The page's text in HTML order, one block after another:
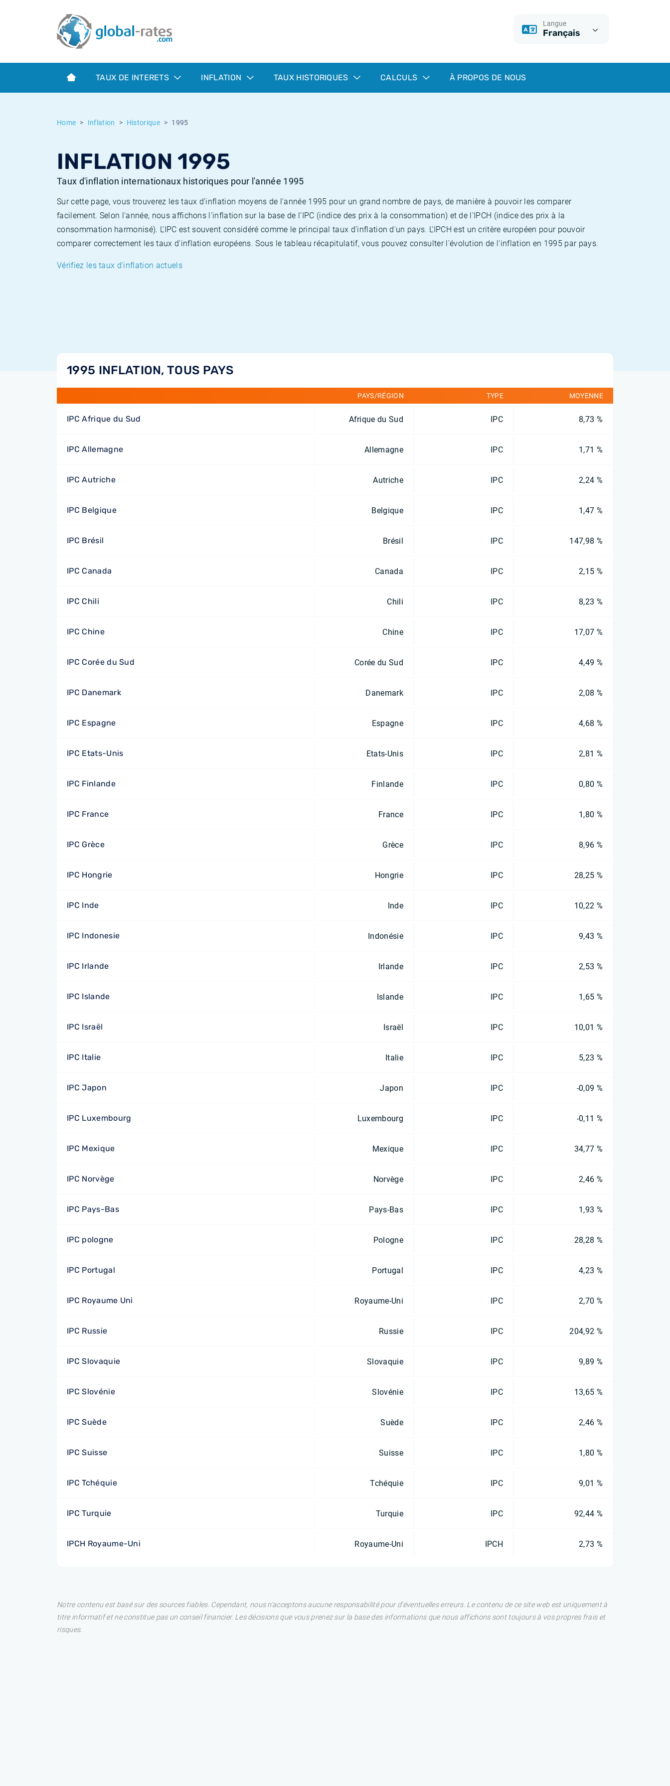
Langue
Français
TAUX DE INTERETS INFLATION TAUX HISTORIQUES CALCULS À PROPOS DE NOUS
Home Inflation Historique 1995
INFLATION 1995
Taux d'inflation internationaux historiques pour l'année 1995
Sur cette page, vous trouverez les taux d'inflation moyens de l'année 1995 pour un grand nombre de pays, de manière à pouvoir les comparer
facilement. Selon l'année, nous affichons l'inflation sur la base de l'IPC (indice des prix à la consommation) et de l'IPCH (indice des prix à la
consommation harmonisé). L'IPC est souvent considéré comme le principal taux d'inflation d'un pays. L'IPCH est un critère européen pour pouvoir
comparer correctement les taux d'inflation européens. Sous le tableau récapitulatif, vous pouvez consulter l'évolution de l'inflation en 1995 par pays.
Vérifiez les taux d'inflation actuels
1995 INFLATION, TOUS PAYS
PAYS/RÉGION TYPE MOYENNE
IPC Afrique du Sud Afrique du Sud IPC 8,73 %
IPC Allemagne Allemagne IPC 1,71 %
IPC Autriche Autriche IPC 2,24 %
IPC Belgique Belgique IPC 1,47 %
IPC Brésil Brésil IPC 147,98 %
IPC Canada Canada IPC 2,15 %
IPC Chili Chili IPC 8,23 %
IPC Chine Chine IPC 17,07 %
IPC Corée du Sud Corée du Sud IPC 4,49 %
IPC Danemark Danemark IPC 2,08 %
IPC Espagne Espagne IPC 4,68 %
IPC Etats-Unis Etats-Unis IPC 2,81 %
IPC Finlande Finlande IPC 0,80 %
IPC France France IPC 1,80 %
IPC Grèce Grèce IPC 8,96 %
IPC Hongrie Hongrie IPC 28,25 %
IPC Inde Inde IPC 10,22 %
IPC Indonesie Indonésie IPC 9,43 %
IPC Irlande Irlande IPC 2,53 %
IPC Islande Islande IPC 1,65 %
IPC Israël Israël IPC 10,01 %
IPC Italie Italie IPC 5,23 %
IPC Japon Japon IPC -0,09 %
IPC Luxembourg Luxembourg IPC -0,11 %
IPC Mexique Mexique IPC 34,77 %
IPC Norvège Norvège IPC 2,46 %
IPC Pays-Bas Pays-Bas IPC 1,93 %
IPC pologne Pologne IPC 28,28 %
IPC Portugal Portugal IPC 4,23 %
IPC Royaume Uni Royaume-Uni IPC 2,70 %
IPC Russie Russie IPC 204,92 %
IPC Slovaquie Slovaquie IPC 9,89 %
IPC Slovénie Slovénie IPC 13,65 %
IPC Suède Suède IPC 2,46 %
IPC Suisse Suisse IPC 1,80 %
IPC Tchéquie Tchéquie IPC 9,01 %
IPC Turquie Turquie IPC 92,44 %
IPCH Royaume-Uni Royaume-Uni IPCH 2,73 %
Notre contenu est basé sur des sources fiables. Cependant, nous n'acceptons aucune responsabilité pour d'éventuelles erreurs. Le contenu de ce site web est uniquement à
titre informatif et ne constitue pas un conseil financier. Les décisions que vous prenez sur la base des informations que nous affichons sont toujours à vos propres frais et
risques.
Term SOFR
Qu'est-ce que l'inflation IPC?
Qu'est-ce que l'inflation IPCH?
Taux Euribor historiques
Taux ESTER historiques
Taux d'inflation historiques
Calculateur d’inflation